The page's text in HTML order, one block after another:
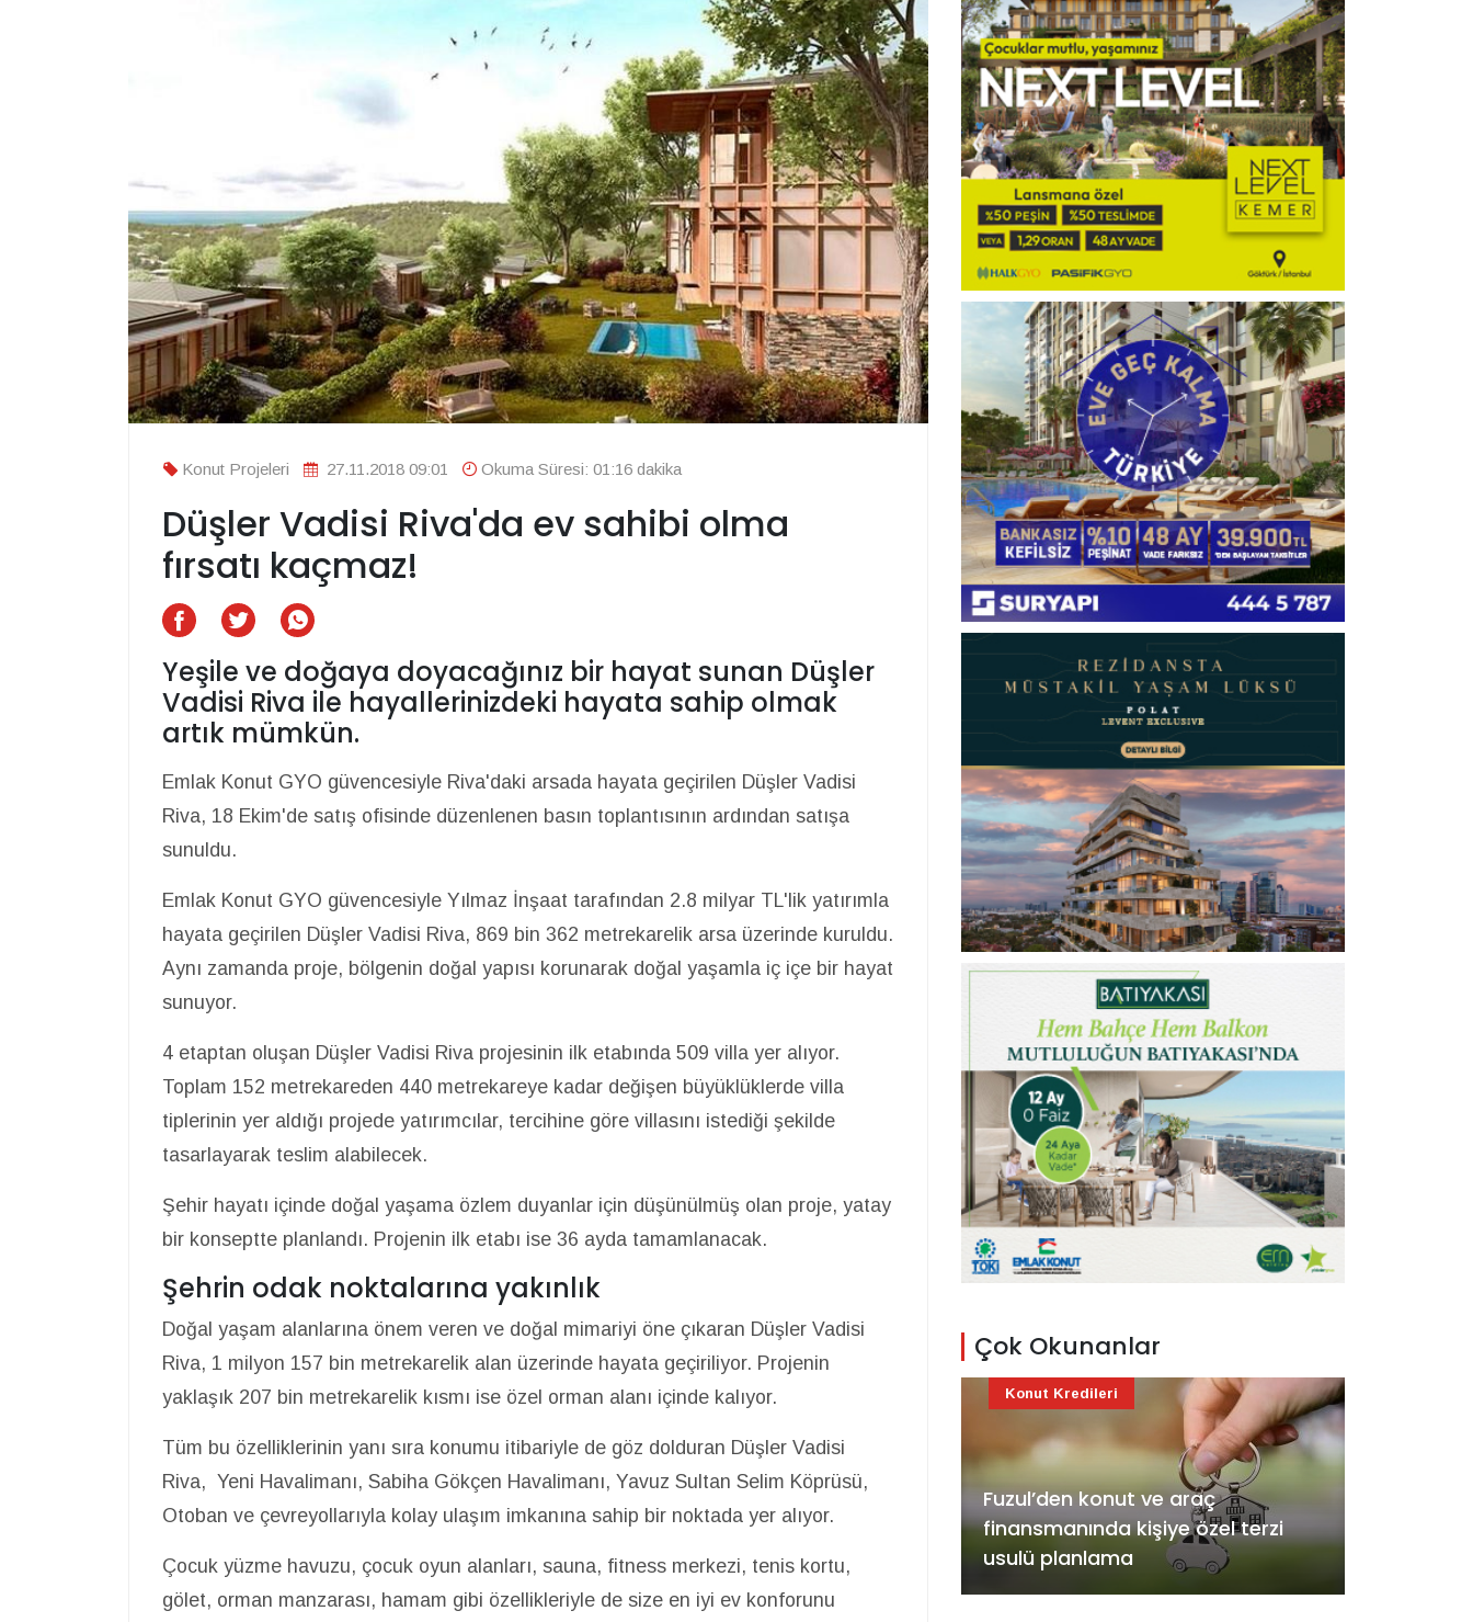
Konut Projeleri 27.11.2018 09:01 Okuma Süresi: 01:16 dakika
Düşler Vadisi Riva'da ev sahibi olma
fırsatı kaçmaz!
Yeşile ve doğaya doyacağınız bir hayat sunan Düşler
Vadisi Riva ile hayallerinizdeki hayata sahip olmak
artık mümkün.
Emlak Konut GYO güvencesiyle Riva'daki arsada hayata geçirilen Düşler Vadisi
Riva, 18 Ekim'de satış ofisinde düzenlenen basın toplantısının ardından satışa
sunuldu.
Emlak Konut GYO güvencesiyle Yılmaz İnşaat tarafından 2.8 milyar TL'lik yatırımla
hayata geçirilen Düşler Vadisi Riva, 869 bin 362 metrekarelik arsa üzerinde kuruldu.
Aynı zamanda proje, bölgenin doğal yapısı korunarak doğal yaşamla iç içe bir hayat
sunuyor.
4 etaptan oluşan Düşler Vadisi Riva projesinin ilk etabında 509 villa yer alıyor.
Toplam 152 metrekareden 440 metrekareye kadar değişen büyüklüklerde villa
tiplerinin yer aldığı projede yatırımcılar, tercihine göre villasını istediği şekilde
tasarlayarak teslim alabilecek.
Şehir hayatı içinde doğal yaşama özlem duyanlar için düşünülmüş olan proje, yatay
bir konseptte planlandı. Projenin ilk etabı ise 36 ayda tamamlanacak.
Şehrin odak noktalarına yakınlık
Doğal yaşam alanlarına önem veren ve doğal mimariyi öne çıkaran Düşler Vadisi
Riva, 1 milyon 157 bin metrekarelik alan üzerinde hayata geçiriliyor. Projenin
yaklaşık 207 bin metrekarelik kısmı ise özel orman alanı içinde kalıyor.
Tüm bu özelliklerinin yanı sıra konumu itibariyle de göz dolduran Düşler Vadisi
Riva, Yeni Havalimanı, Sabiha Gökçen Havalimanı, Yavuz Sultan Selim Köprüsü,
Otoban ve çevreyollarıyla kolay ulaşım imkanına sahip bir noktada yer alıyor.
Çocuk yüzme havuzu, çocuk oyun alanları, sauna, fitness merkezi, tenis kortu,
gölet, orman manzarası, hamam gibi özellikleriyle de size en iyi ev konforunu
Çok Okunanlar
Fuzul’den konut ve araç
finansmanında kişiye özel terzi
usulü planlama
Konut Kredileri